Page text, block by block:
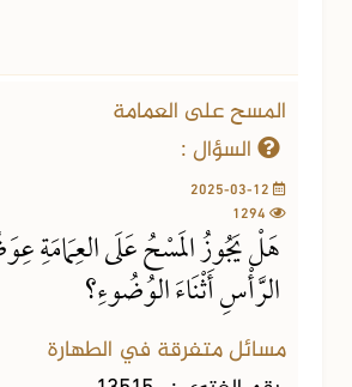
المسح على العمامة
السؤال :
هَلْ يَجُوزُ المَسْحُ عَلَى
الرَّأْسِ أَثْنَاءَ الوُضُوءِ؟
مسائل متفرقة في الطهارة